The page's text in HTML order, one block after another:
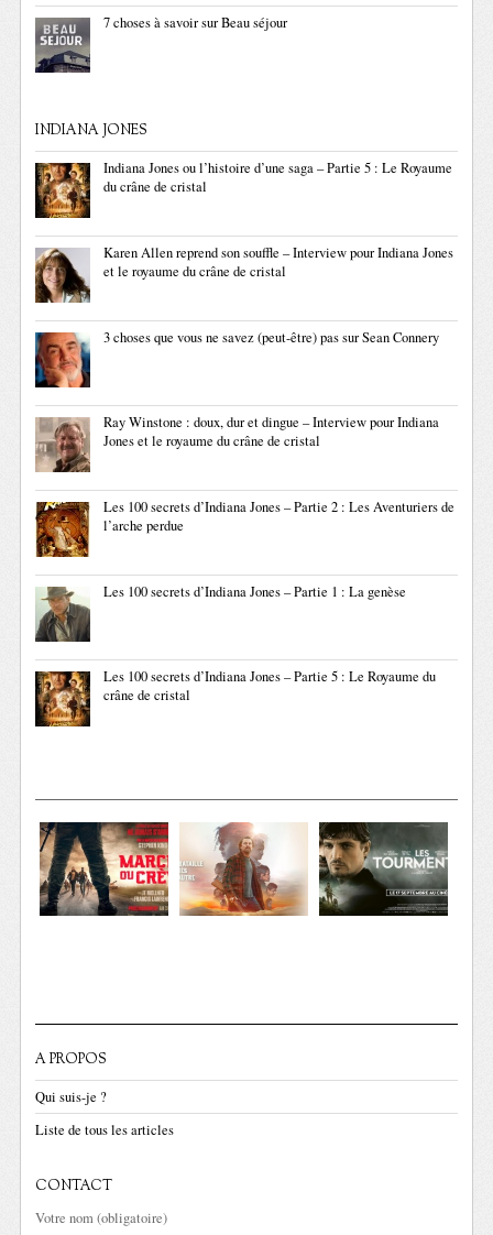
7 choses à savoir sur Beau séjour
INDIANA JONES
Indiana Jones ou l’histoire d’une saga – Partie 5 : Le Royaume
du crâne de cristal
Karen Allen reprend son souffle – Interview pour Indiana Jones
et le royaume du crâne de cristal
3 choses que vous ne savez (peut-être) pas sur Sean Connery
Ray Winstone : doux, dur et dingue – Interview pour Indiana
Jones et le royaume du crâne de cristal
Les 100 secrets d’Indiana Jones – Partie 2 : Les Aventuriers de
l’arche perdue
Les 100 secrets d’Indiana Jones – Partie 1 : La genèse
Les 100 secrets d’Indiana Jones – Partie 5 : Le Royaume du
crâne de cristal
A PROPOS
Qui suis-je ?
Liste de tous les articles
CONTACT
Votre nom (obligatoire)